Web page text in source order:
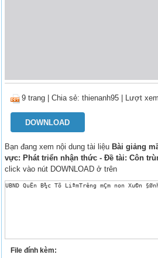
9 trang |Chia sẻ:thienanh95 | Lượt
DOWNLOAD
Bạn đang xem nội dung tài liệu Bài giảng
vực: Phát triển nhận thức - Đề tài: Côn
click vào nút DOWNLOAD ở trên
UBND QuËn B¾c Tõ LiªmTr­êng mÇm non
File đính kèm: